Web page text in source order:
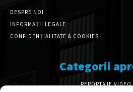
DESPRE NOI
INFORMAȚII LEGALE
CONFIDENȚIALITATE & COOKIES
Categorii
REPORTAJE VIDEO